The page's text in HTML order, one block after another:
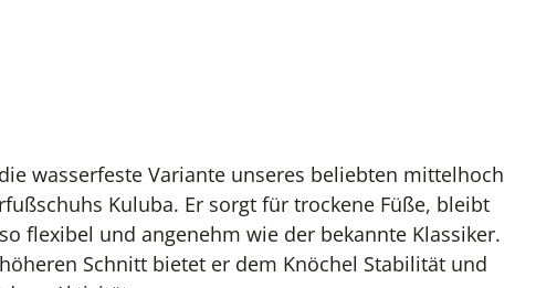
wasserfeste Variante unseres beliebten mittelhoch
Kuluba. Er sorgt für trockene Füße, bleibt
flexibel und angenehm wie der bekannte Klassiker.
Schnitt bietet er dem Knöchel Stabilität und